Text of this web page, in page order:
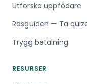
Utforska uppfödare
Rasguiden — Ta
Trygg betalning
RESURSER